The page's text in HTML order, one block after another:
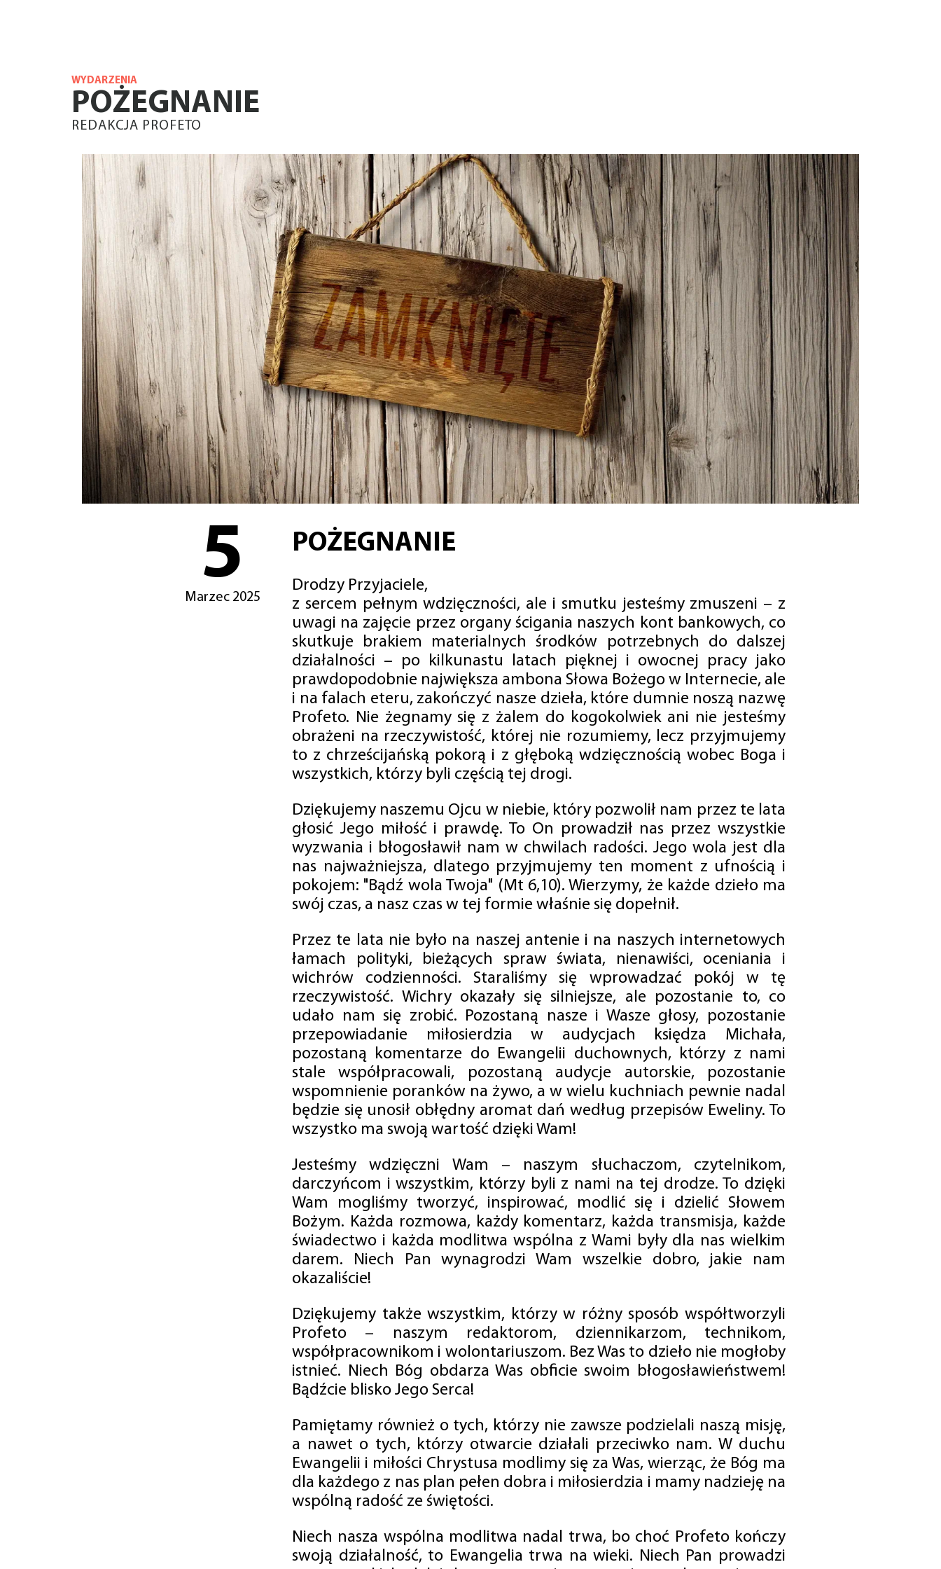
WYDARZENIA
POŻEGNANIE
REDAKCJA PROFETO
5
Marzec 2025
POŻEGNANIE
Drodzy Przyjaciele,
z sercem pełnym wdzięczności, ale i smutku jesteśmy zmuszeni – z
uwagi na zajęcie przez organy ścigania naszych kont bankowych, co
skutkuje brakiem materialnych środków potrzebnych do dalszej
działalności – po kilkunastu latach pięknej i owocnej pracy jako
prawdopodobnie największa ambona Słowa Bożego w Internecie, ale
i na falach eteru, zakończyć nasze dzieła, które dumnie noszą nazwę
Profeto. Nie żegnamy się z żalem do kogokolwiek ani nie jesteśmy
obrażeni na rzeczywistość, której nie rozumiemy, lecz przyjmujemy
to z chrześcijańską pokorą i z głęboką wdzięcznością wobec Boga i
wszystkich, którzy byli częścią tej drogi.
Dziękujemy naszemu Ojcu w niebie, który pozwolił nam przez te lata
głosić Jego miłość i prawdę. To On prowadził nas przez wszystkie
wyzwania i błogosławił nam w chwilach radości. Jego wola jest dla
nas najważniejsza, dlatego przyjmujemy ten moment z ufnością i
pokojem: "Bądź wola Twoja" (Mt 6,10). Wierzymy, że każde dzieło ma
swój czas, a nasz czas w tej formie właśnie się dopełnił.
Przez te lata nie było na naszej antenie i na naszych internetowych
łamach polityki, bieżących spraw świata, nienawiści, oceniania i
wichrów codzienności. Staraliśmy się wprowadzać pokój w tę
rzeczywistość. Wichry okazały się silniejsze, ale pozostanie to, co
udało nam się zrobić. Pozostaną nasze i Wasze głosy, pozostanie
przepowiadanie miłosierdzia w audycjach księdza Michała,
pozostaną komentarze do Ewangelii duchownych, którzy z nami
stale współpracowali, pozostaną audycje autorskie, pozostanie
wspomnienie poranków na żywo, a w wielu kuchniach pewnie nadal
będzie się unosił obłędny aromat dań według przepisów Eweliny. To
wszystko ma swoją wartość dzięki Wam!
Jesteśmy wdzięczni Wam – naszym słuchaczom, czytelnikom,
darczyńcom i wszystkim, którzy byli z nami na tej drodze. To dzięki
Wam mogliśmy tworzyć, inspirować, modlić się i dzielić Słowem
Bożym. Każda rozmowa, każdy komentarz, każda transmisja, każde
świadectwo i każda modlitwa wspólna z Wami były dla nas wielkim
darem. Niech Pan wynagrodzi Wam wszelkie dobro, jakie nam
okazaliście!
Dziękujemy także wszystkim, którzy w różny sposób współtworzyli
Profeto – naszym redaktorom, dziennikarzom, technikom,
współpracownikom i wolontariuszom. Bez Was to dzieło nie mogłoby
istnieć. Niech Bóg obdarza Was obficie swoim błogosławieństwem!
Bądźcie blisko Jego Serca!
Pamiętamy również o tych, którzy nie zawsze podzielali naszą misję,
a nawet o tych, którzy otwarcie działali przeciwko nam. W duchu
Ewangelii i miłości Chrystusa modlimy się za Was, wierząc, że Bóg ma
dla każdego z nas plan pełen dobra i miłosierdzia i mamy nadzieję na
wspólną radość ze świętości.
Niech nasza wspólna modlitwa nadal trwa, bo choć Profeto kończy
swoją działalność, to Ewangelia trwa na wieki. Niech Pan prowadzi